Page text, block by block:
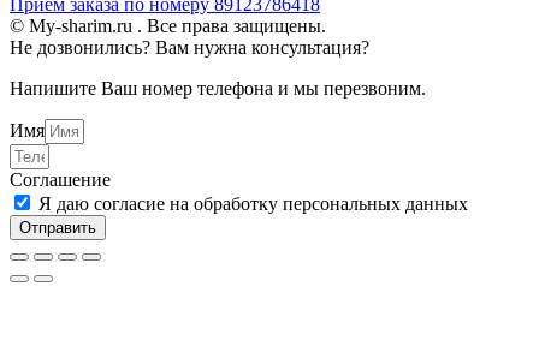
Прием заказа по номеру 89123786418
© My-sharim.ru . Все права защищены.
Не дозвонились? Вам нужна консультация?
Напишите Ваш номер телефона и мы перезвоним.
Имя
Соглашение
Я даю согласие на обработку персональных данных
Отправить